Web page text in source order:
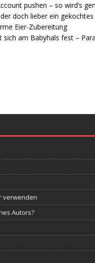
pushen – so wird’s
doch lieber ein gekochtes
Eier-Zubereitung
sich am Babyhals fest –
verwenden
Autors?